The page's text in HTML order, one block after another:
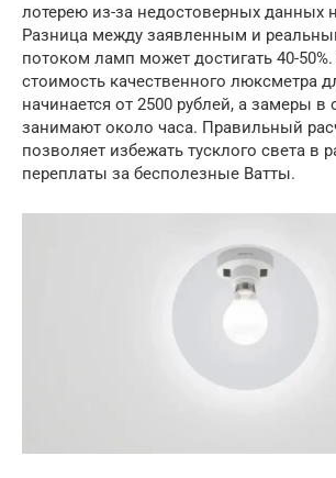
лотерею из-за недостоверных данных
Разница между заявленным и
потоком ламп может достигать 40-
стоимость качественного люксметра
начинается от 2500 рублей, а замеры в
занимают около часа. Правильный
позволяет избежать тусклого света в
переплаты за бесполезные Ватты.